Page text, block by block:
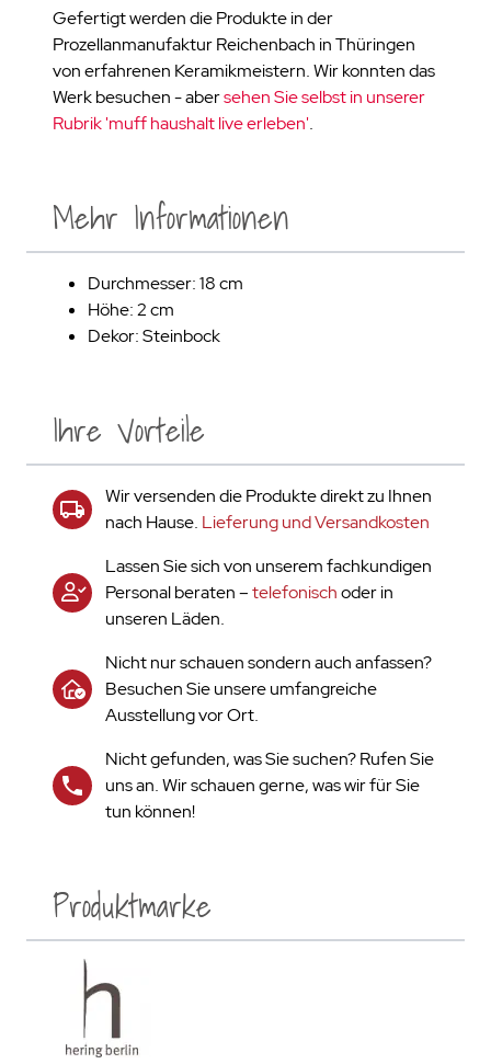
Gefertigt werden die Produkte in der
Prozellanmanufaktur Reichenbach in Thüringen
von erfahrenen Keramikmeistern. Wir konnten das
Werk besuchen - abersehen Sie selbst in unserer
Rubrik 'muff haushalt live erleben'.
Ihre Vorteile
Wir versenden die Produkte direkt zu Ihnen
nach Hause. Lieferung und Versandkosten
Lassen Sie sich von unserem fachkundigen
Personal beraten –telefonischoder in
unseren Läden.
Nicht nur schauen sondern auch anfassen?
Besuchen Sie unsere umfangreiche
Ausstellung vor Ort.
Nicht gefunden, was Sie suchen? Rufen Sie
uns an. Wir schauen gerne, was wir für Sie
tun können!
Mehr Informationen
Durchmesser: 18 cm
Höhe: 2 cm
Dekor: Steinbock
Produktmarke